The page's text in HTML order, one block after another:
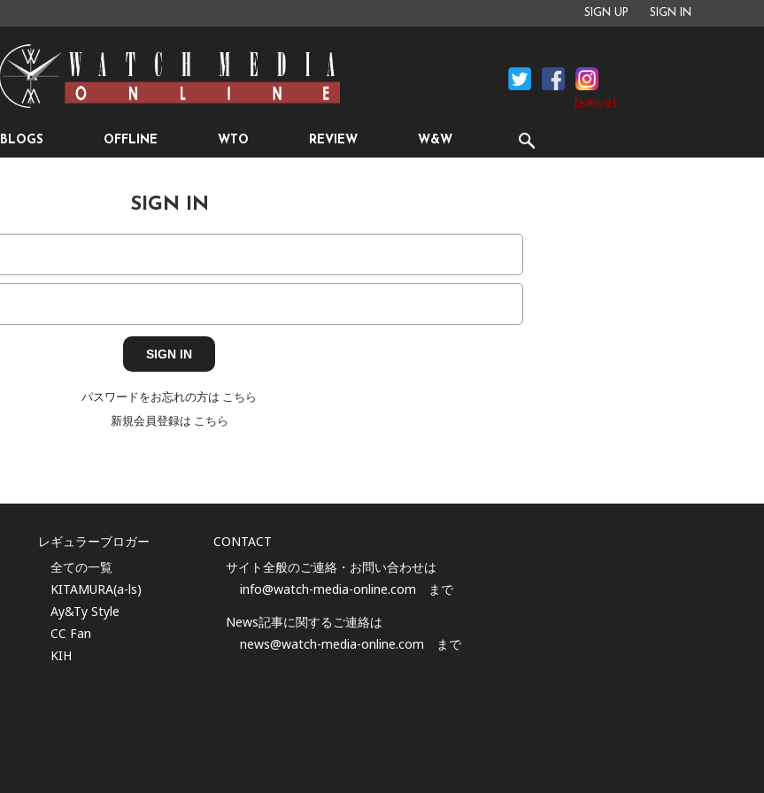
SIGN UP SIGN IN
[お知らせ]
BLOGS OFFLINE WTO REVIEW W&W
SIGN IN
パスワードをお忘れの方は こちら
新規会員登録は こちら
レギュラーブロガー
全ての一覧
KITAMURA(a-ls)
Ay&Ty Style
CC Fan
KIH
CONTACT
サイト全般のご連絡・お問い合わせは
info@watch-media-online.com まで
News記事に関するご連絡は
news@watch-media-online.com まで